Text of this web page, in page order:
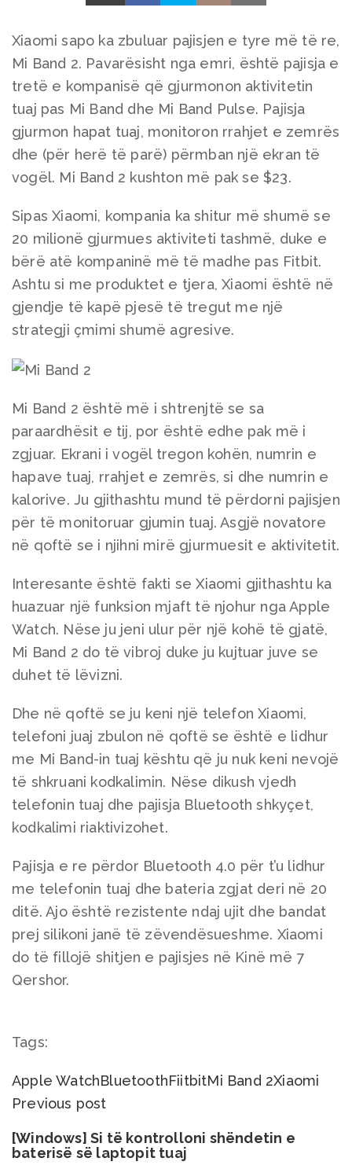
Xiaomi sapo ka zbuluar pajisjen e tyre më të re,
Mi Band 2. Pavarësisht nga emri, është pajisja e
tretë e kompanisë që gjurmonon aktivitetin
tuaj pas Mi Band dhe Mi Band Pulse. Pajisja
gjurmon hapat tuaj, monitoron rrahjet e zemrës
dhe (për herë të parë) përmban një ekran të
vogël. Mi Band 2 kushton më pak se $23.
Sipas Xiaomi, kompania ka shitur më shumë se
20 milionë gjurmues aktiviteti tashmë, duke e
bërë atë kompaninë më të madhe pas Fitbit.
Ashtu si me produktet e tjera, Xiaomi është në
gjendje të kapë pjesë të tregut me një
strategji çmimi shumë agresive.
Mi Band 2 është më i shtrenjtë se sa
paraardhësit e tij, por është edhe pak më i
zgjuar. Ekrani i vogël tregon kohën, numrin e
hapave tuaj, rrahjet e zemrës, si dhe numrin e
kalorive. Ju gjithashtu mund të përdorni pajisjen
për të monitoruar gjumin tuaj. Asgjë novatore
në qoftë se i njihni mirë gjurmuesit e aktivitetit.
Interesante është fakti se Xiaomi gjithashtu ka
huazuar një funksion mjaft të njohur nga Apple
Watch. Nëse ju jeni ulur për një kohë të gjatë,
Mi Band 2 do të vibroj duke ju kujtuar juve se
duhet të lëvizni.
Dhe në qoftë se ju keni një telefon Xiaomi,
telefoni juaj zbulon në qoftë se është e lidhur
me Mi Band-in tuaj kështu që ju nuk keni nevojë
të shkruani kodkalimin. Nëse dikush vjedh
telefonin tuaj dhe pajisja Bluetooth shkyçet,
kodkalimi riaktivizohet.
Pajisja e re përdor Bluetooth 4.0 për t’u lidhur
me telefonin tuaj dhe bateria zgjat deri në 20
ditë. Ajo është rezistente ndaj ujit dhe bandat
prej silikoni janë të zëvendësueshme. Xiaomi
do të fillojë shitjen e pajisjes në Kinë më 7
Qershor.
Tags:
Apple WatchBluetoothFiitbitMi Band 2Xiaomi
Previous post
[Windows] Si të kontrolloni shëndetin e
baterisë së laptopit tuaj